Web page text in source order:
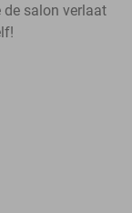
salon verlaat